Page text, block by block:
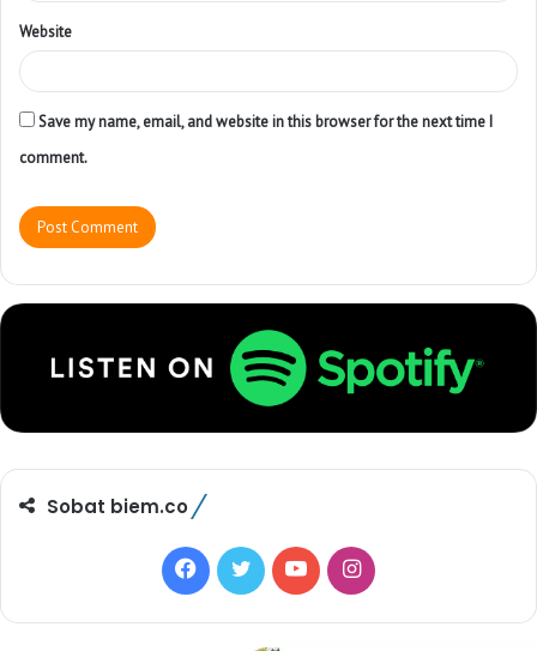
Website
Save my name, email, and website in this browser for the next time I
comment.
Sobat biem.co
F
a
T
w
Y
o
I
n